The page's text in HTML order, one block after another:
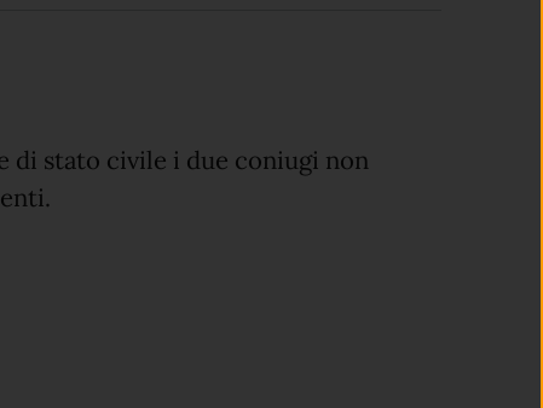
di stato civile i due coniugi non